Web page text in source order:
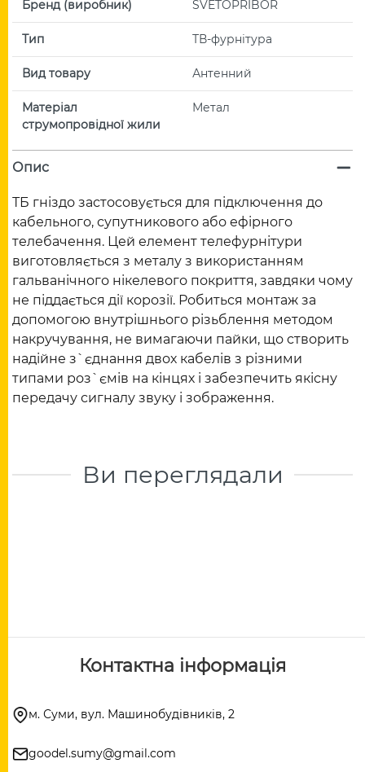
Бренд (виробник) SVETOPRIBOR
Тип ТВ-фурнітура
Вид товару Антенний
Матеріал
струмопровідної жили
Метал
Опис
ТБ гніздо застосовується для підключення до
кабельного, супутникового або ефірного
телебачення. Цей елемент телефурнітури
виготовляється з металу з використанням
гальванічного нікелевого покриття, завдяки чому
не піддається дії корозії. Робиться монтаж за
допомогою внутрішнього різьблення методом
накручування, не вимагаючи пайки, що створить
надійне з`єднання двох кабелів з різними
типами роз`ємів на кінцях і забезпечить якісну
передачу сигналу звуку і зображення.
Ви переглядали
Контактна інформація
м. Суми, вул. Машинобудівників, 2
goodel.sumy@gmail.com